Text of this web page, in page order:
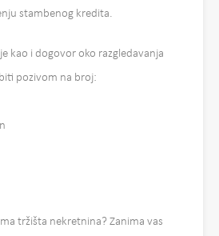
stambenog kredita.
kao i dogovor oko razgledavanja
pozivom na broj:
tržišta nekretnina? Zanima vas